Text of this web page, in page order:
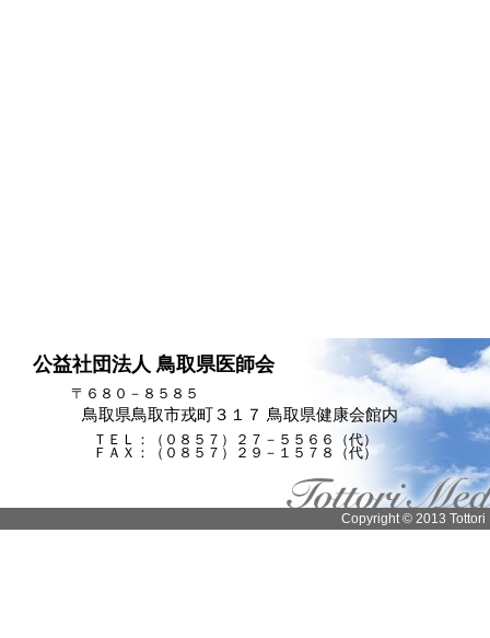
公益社団法人 鳥取県医師会
〒６８０－８５８５
鳥取県鳥取市戎町３１７ 鳥取県健康会館内
ＴＥＬ：（０８５７）２７－５５６６（代）
ＦＡＸ：（０８５７）２９－１５７８（代）
Copyright © 2013 Tottori